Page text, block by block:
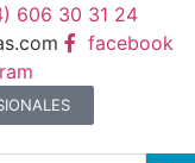
606 30 31 24
facebook